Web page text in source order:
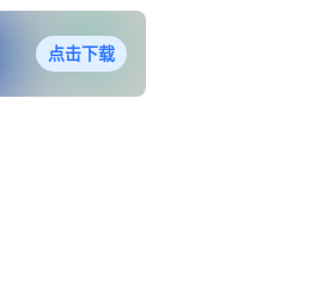
点击下载